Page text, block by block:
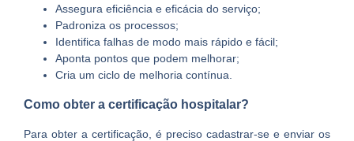
Assegura eficiência e eficácia do serviço;
Padroniza os processos;
Identifica falhas de modo mais rápido e fácil;
Aponta pontos que podem melhorar;
Cria um ciclo de melhoria contínua.
Como obter a certificação hospitalar?
Para obter a certificação, é preciso cadastrar-se e enviar os